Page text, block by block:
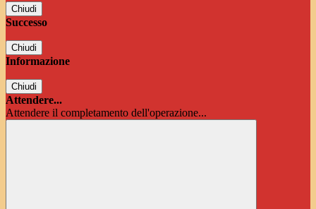
Chiudi
Successo
Chiudi
Informazione
Chiudi
Attendere...
Attendere il completamento dell'operazione...